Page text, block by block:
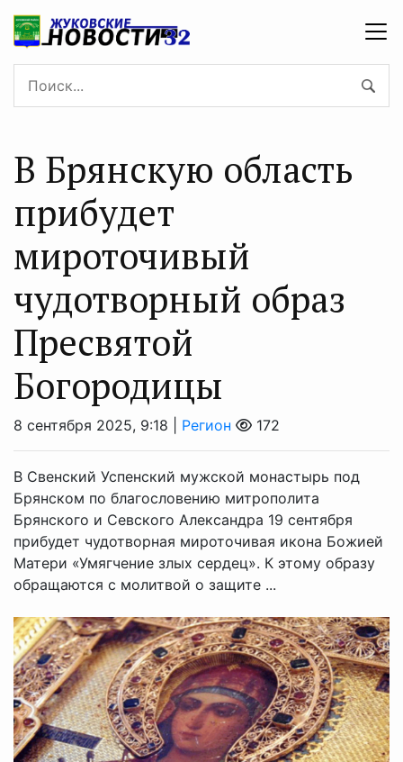
В Брянскую область
прибудет
мироточивый
чудотворный образ
Пресвятой
Богородицы
8 сентября 2025, 9:18 | Регион 172
В Свенский Успенский мужской монастырь под
Брянском по благословению митрополита
Брянского и Севского Александра 19 сентября
прибудет чудотворная мироточивая икона Божией
Матери «Умягчение злых сердец». К этому образу
обращаются с молитвой о защите ...